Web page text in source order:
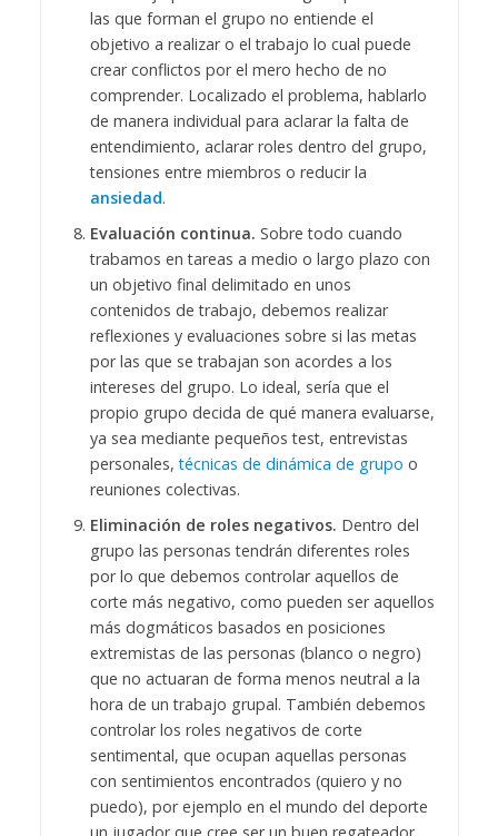
las que forman el grupo no entiende el
objetivo a realizar o el trabajo lo cual puede
crear conflictos por el mero hecho de no
comprender. Localizado el problema, hablarlo
de manera individual para aclarar la falta de
entendimiento, aclarar roles dentro del grupo,
tensiones entre miembros o reducir la
ansiedad.
Evaluación continua. Sobre todo cuando
trabamos en tareas a medio o largo plazo con
un objetivo final delimitado en unos
contenidos de trabajo, debemos realizar
reflexiones y evaluaciones sobre si las metas
por las que se trabajan son acordes a los
intereses del grupo. Lo ideal, sería que el
propio grupo decida de qué manera evaluarse,
ya sea mediante pequeños test, entrevistas
personales,técnicas de dinámica de grupo o
reuniones colectivas.
Eliminación de roles negativos. Dentro del
grupo las personas tendrán diferentes roles
por lo que debemos controlar aquellos de
corte más negativo, como pueden ser aquellos
más dogmáticos basados en posiciones
extremistas de las personas (blanco o negro)
que no actuaran de forma menos neutral a la
hora de un trabajo grupal. También debemos
controlar los roles negativos de corte
sentimental, que ocupan aquellas personas
con sentimientos encontrados (quiero y no
puedo), por ejemplo en el mundo del deporte